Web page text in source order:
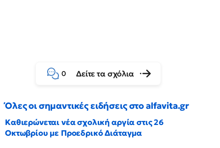
0 Δείτε τα σχόλια
Όλες οι σημαντικές ειδήσεις στο alfavita.gr
Καθιερώνεται νέα σχολική αργία στις 26
Οκτωβρίου με Προεδρικό Διάταγμα